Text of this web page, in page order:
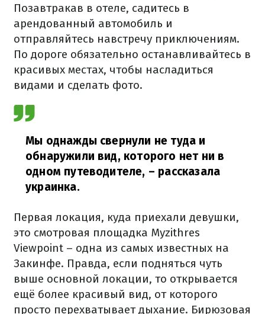
Позавтракав в отеле, садитесь в
арендованный автомобиль и
отправляйтесь навстречу приключениям.
По дороге обязательно останавливайтесь в
красивых местах, чтобы насладиться
видами и сделать фото.
Мы однажды свернули не туда и
обнаружили вид, которого нет ни в
одном путеводителе, – рассказала
украинка.
Первая локация, куда приехали девушки,
это смотровая площадка Myzithres
Viewpoint – одна из самых известных на
Закинфе. Правда, если подняться чуть
выше основной локации, то открывается
ещё более красивый вид, от которого
просто перехватывает дыхание. Бирюзовая